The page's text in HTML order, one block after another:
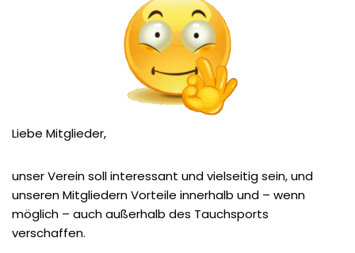
Liebe Mitglieder,
unser Verein soll interessant und vielseitig sein, und
unseren Mitgliedern Vorteile innerhalb und – wenn
möglich – auch außerhalb des Tauchsports
verschaffen.